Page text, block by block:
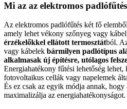
Mi az az elektromos
Az elektromos padlófűtés két fő
amely lehet vékony szőnyeg vagy
érzékelőkkel ellátott termosztátból.
vagy kábelek bármilyen padlótípus
alkalmasak új építésre, utólagos
Energiahatékony fűtési lehetőség lehet,
fotovoltaikus cellák vagy napelemek
És ez csak az egyik módja annak,
maximalizálja az energiahatékonyságot.